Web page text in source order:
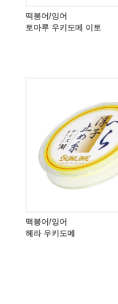
떡붕어/잉어
토마루 우키도메 이토
떡붕어/잉어
헤라 우키도메